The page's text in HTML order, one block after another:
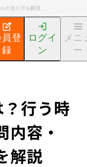
の送り方を解説
員登
録
ログイ
ン
メニ
ー
ア就活ノウハウ記事
？行う時
内容・
解説